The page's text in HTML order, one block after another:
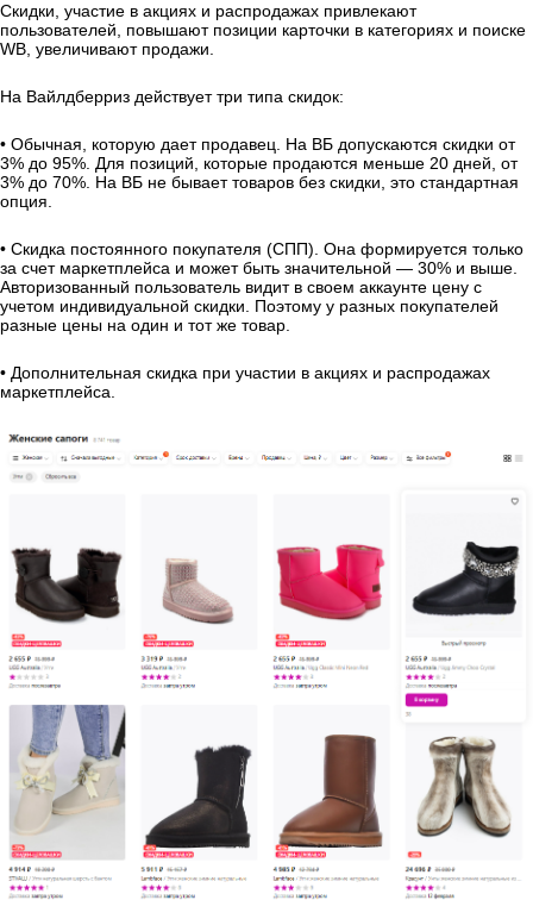
Скидки, участие в акциях и распродажах привлекают
пользователей, повышают позиции карточки в категориях и поиске
WB, увеличивают продажи.
На Вайлдберриз действует три типа скидок:
• Обычная, которую дает продавец. На ВБ допускаются скидки от
3% до 95%. Для позиций, которые продаются меньше 20 дней, от
3% до 70%. На ВБ не бывает товаров без скидки, это стандартная
опция.
• Скидка постоянного покупателя (СПП). Она формируется только
за счет маркетплейса и может быть значительной — 30% и выше.
Авторизованный пользователь видит в своем аккаунте цену с
учетом индивидуальной скидки. Поэтому у разных покупателей
разные цены на один и тот же товар.
• Дополнительная скидка при участии в акциях и распродажах
маркетплейса.